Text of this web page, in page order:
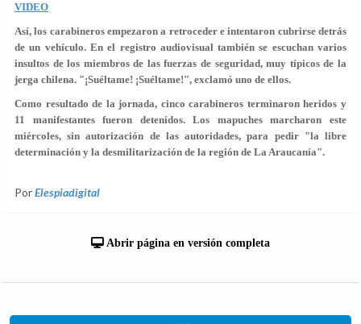
VIDEO
Así, los carabineros empezaron a retroceder e intentaron cubrirse detrás
de un vehículo. En el registro audiovisual también se escuchan varios
insultos de los miembros de las fuerzas de seguridad, muy típicos de la
jerga chilena. "¡Suéltame! ¡Suéltame!", exclamó uno de ellos.
Como resultado de la jornada, cinco carabineros terminaron heridos y
11 manifestantes fueron detenidos. Los mapuches marcharon este
miércoles, sin autorización de las autoridades, para pedir "la libre
determinación y la desmilitarización de la región de La Araucanía".
PorElespiadigital
Abrir página en versión completa